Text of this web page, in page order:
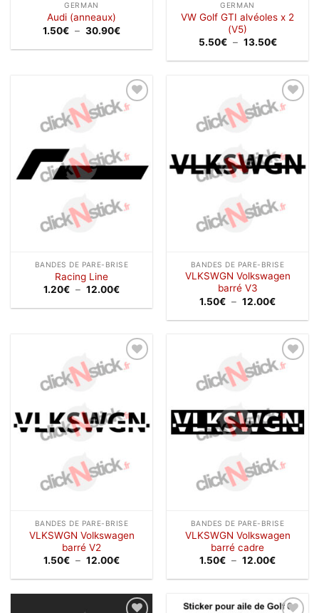
GERMAN
Audi (anneaux)
1.50€ – 30.90€Plage
prix :
GERMAN
VW Golf GTI alvéoles x 2
(V5)
5.50€ – 13.50€Plage
prix :
13.50€
Ajouter
BANDES DE PARE-BRISE
Racing Line
1.20€ – 12.00€Plage
prix :
12.00€
Ajouter
BANDES DE PARE-BRISE
VLKSWGN Volkswagen
barré V3
1.50€ – 12.00€Plage
prix :
12.00€
Ajouter
BANDES DE PARE-BRISE
VLKSWGN Volkswagen
barré V2
1.50€ – 12.00€Plage
prix :
à
12.00€
Ajouter
BANDES DE PARE-BRISE
VLKSWGN Volkswagen
barré cadre
1.50€ – 12.00€Plage
prix :
12.00€